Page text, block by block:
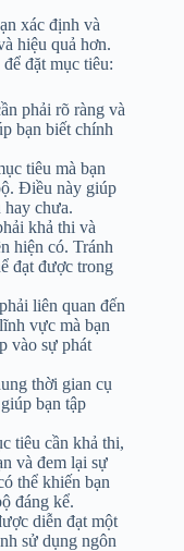
xác định và
hiệu quả hơn.
đặt mục tiêu:
phải rõ ràng và
bạn biết chính
tiêu mà bạn
Điều này giúp
hay chưa.
khả thi và
hiện có. Tránh
đạt được trong
liên quan đến
vực mà bạn
vào sự phát
thời gian cụ
bạn tập
tiêu cần khả thi,
và đem lại sự
thể khiến bạn
đáng kể.
diễn đạt một
sử dụng ngôn